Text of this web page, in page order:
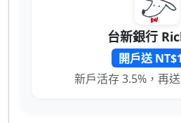
台新銀行
開戶送
新戶活存 3.5%，再